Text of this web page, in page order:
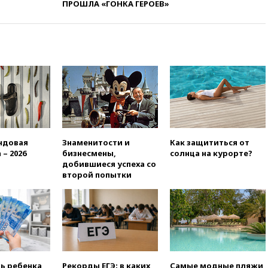
5 введен в эксплуатацию
15:15
В половине штатов США
зафиксирована вспышка
сальмонеллеза
14:57
Жара в Европе может
нанести ущерб экономике в
размере €800 млрд
Пентагон озаботился
критикой Трампа по поводу
дефицита боеприпасов
14:40
В Германии задержан
украинец за шпионаж на
оборонном предприятии
14:21
АТОР сообщила о
снижении цен на авиабилеты
в России
ПРОШЛА «ГОНКА ГЕРОЕВ»
2026
Знаменитости и
бизнесмены,
добившиеся успеха со
второй попытки
Как защититься от
солнца на курорте?
ребенка
Рекорды ЕГЭ: в каких
Самые модные пляжи